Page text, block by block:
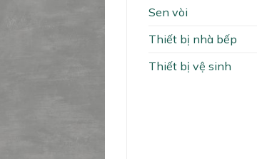
Sen vòi
Thiết bị nhà bếp
Thiết bị vệ sinh